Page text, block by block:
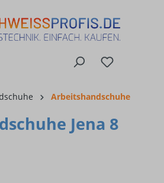
Arbeitshandschuhe
Jena 8